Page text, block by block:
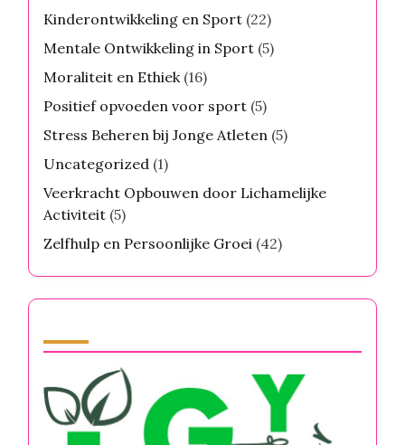
Kinderontwikkeling en Sport (22)
Mentale Ontwikkeling in Sport (5)
Moraliteit en Ethiek(16)
Positief opvoeden voor sport (5)
Stress Beheren bij Jonge Atleten (5)
Uncategorized (1)
Veerkracht Opbouwen door Lichamelijke
Activiteit (5)
Zelfhulp en Persoonlijke Groei (42)